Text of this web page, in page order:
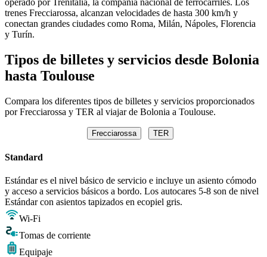
trenes Frecciarossa, alcanzan velocidades de hasta 300 km/h y
conectan grandes ciudades como Roma, Milán, Nápoles, Florencia
y Turín.
Tipos de billetes y servicios desde Bolonia
hasta Toulouse
Compara los diferentes tipos de billetes y servicios proporcionados
por Frecciarossa y TER al viajar de Bolonia a Toulouse.
Frecciarossa TER
Standard
Estándar es el nivel básico de servicio e incluye un asiento cómodo
y acceso a servicios básicos a bordo. Los autocares 5-8 son de nivel
Estándar con asientos tapizados en ecopiel gris.
Wi-Fi
Tomas de corriente
Equipaje